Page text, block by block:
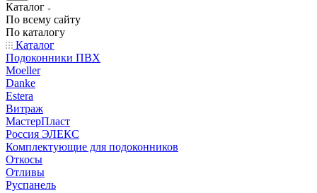
Каталог
По всему сайту
По каталогу
Каталог
Подоконники ПВХ
Moeller
Danke
Estera
Витраж
МастерПласт
Россия ЭЛЕКС
Комплектующие для подоконников
Откосы
Отливы
Руспанель